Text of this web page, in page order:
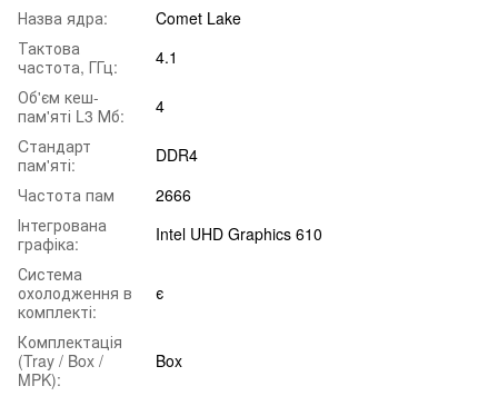
Назва ядра:
Comet Lake
Тактова
частота, ГГц:
4.1
Об'єм кеш-
пам'яті L3 Мб:
4
Cтандарт
пам'яті:
DDR4
Частота пам
2666
Інтегрована
графіка:
Intel UHD Graphics 610
Система
охолодження в
комплекті:
є
Комплектація
(Tray / Box /
MPK):
Box